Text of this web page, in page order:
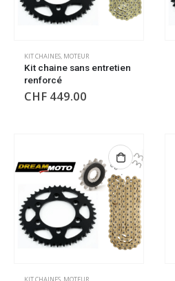
KIT CHAINES, MOTEUR
Kit chaine sans entretien
renforcé
CHF 449.00